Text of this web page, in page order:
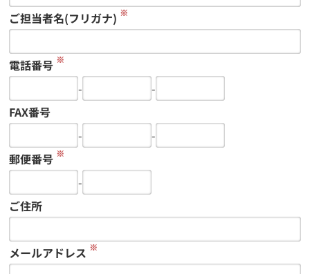
ご担当者名(フリガナ) ※
電話番号 ※
-
-
FAX番号
-
-
郵便番号 ※
-
ご住所
メールアドレス ※